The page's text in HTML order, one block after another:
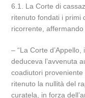
6.1. La Corte di
ritenuto fondati i primi
ricorrente, affermando
– “La Corte
deduceva l’avvenuta
coadiutori
ritenuto la nullità del
curatela, in forza